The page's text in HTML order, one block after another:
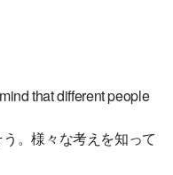
that different people
。様々な考えを知って